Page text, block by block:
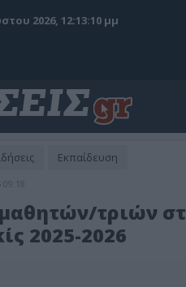
2026, 12:13:12 μμ
Εκπαίδευση
τριών
2025-2026